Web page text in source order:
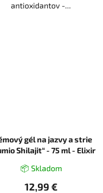
antioxidantov -...
gél na jazvy a strie
Shilajit“ - 75 ml - Elixir
📦 Skladom
12,99 €